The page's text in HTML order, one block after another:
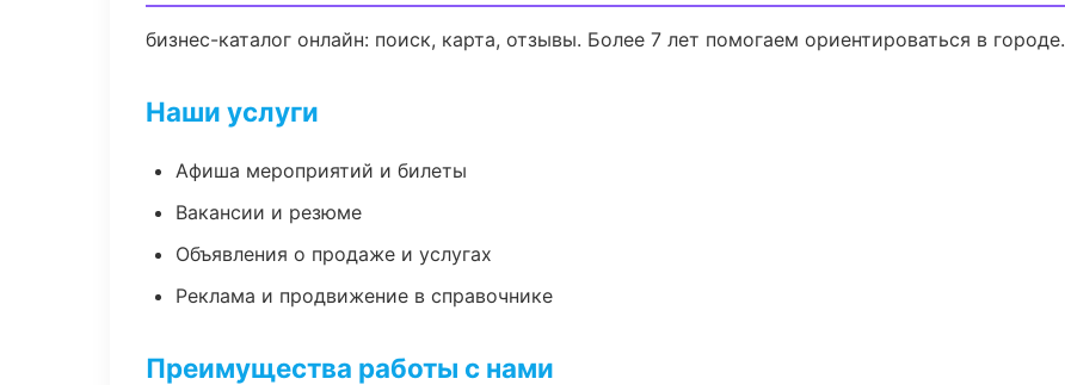
бизнес-каталог онлайн: поиск, карта, отзывы. Более 7 лет помогаем ориентироваться в городе.
Наши услуги
Афиша мероприятий и билеты
Вакансии и резюме
Объявления о продаже и услугах
Реклама и продвижение в справочнике
Преимущества работы с нами